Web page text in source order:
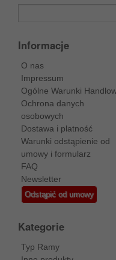
Informacje
O nas
Impressum
Ogólne Warunki
Ochrona danych
osobowych
Dostawa i platność
Warunki odstąpienie od
umowy i formularz
FAQ
Newsletter
Odstąpić od umowy
Kategorie
Typ Ramy